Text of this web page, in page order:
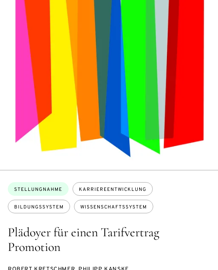
Plädoyer für einen Tarifvertrag
Promotion
Themen:
STELLUNGNAHME KARRIEREENTWICKLUNG
BILDUNGSSYSTEM WISSENSCHAFTSSYSTEM